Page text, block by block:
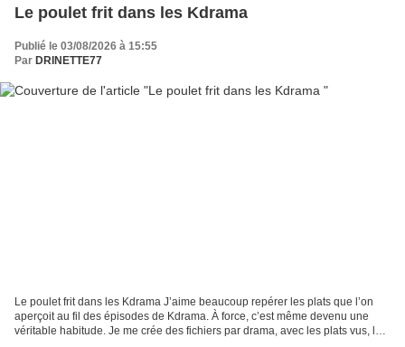
Le poulet frit dans les Kdrama
Publié le 03/08/2026 à 15:55
Par DRINETTE77
Le poulet frit dans les Kdrama J’aime beaucoup repérer les plats que l’on
aperçoit au fil des épisodes de Kdrama. À force, c’est même devenu une
véritable habitude. Je me crée des fichiers par drama, avec les plats vus, les